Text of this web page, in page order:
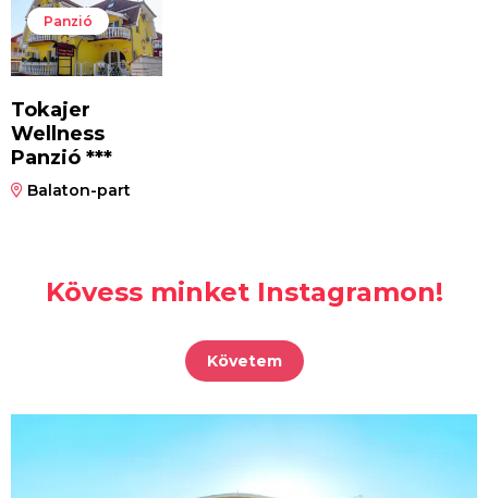
Panzió
Tokajer
Wellness
Panzió ***
Balaton-part
Kövess minket Instagramon!
Követem